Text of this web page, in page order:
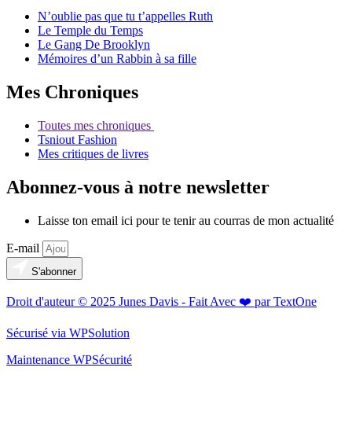
N’oublie pas que tu t’appelles Ruth
Le Temple du Temps
Le Gang De Brooklyn
Mémoires d’un Rabbin à sa fille
Mes Chroniques
Toutes mes chroniques
Tsniout Fashion
Mes critiques de livres
Abonnez-vous à notre newsletter
Laisse ton email ici pour te tenir au courras de mon actualité
E-mail
S'abonner
Droit d'auteur © 2025 Junes Davis - Fait Avec ❤️ par TextOne
Sécurisé via WPSolution
Maintenance WPSécurité